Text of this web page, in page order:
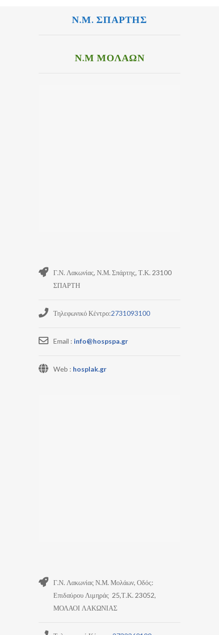
Ν.Μ. ΣΠΑΡΤΗΣ
Ν.Μ ΜΟΛΑΩΝ
Γ.Ν. Λακωνίας, Ν.Μ. Σπάρτης, Τ.Κ. 23100
ΣΠΑΡΤΗ
Τηλεφωνικό Κέντρο:2731093100
Email : info@hospspa.gr
Web : hosplak.gr
Γ.Ν. Λακωνίας Ν.Μ. Μολάων, Οδός:
Επιδαύρου Λιμηράς 25,Τ.Κ. 23052,
ΜΟΛΑΟΙ ΛΑΚΩΝΙΑΣ